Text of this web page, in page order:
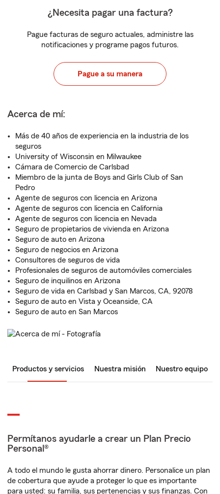
¿Necesita pagar una factura?
Pague facturas de seguro actuales, administre las
notificaciones y programe pagos futuros.
Pague a su manera
Acerca de mí:
Más de 40 años de experiencia en la industria de los
seguros
University of Wisconsin en Milwaukee
Cámara de Comercio de Carlsbad
Miembro de la junta de Boys and Girls Club of San
Pedro
Agente de seguros con licencia en Arizona
Agente de seguros con licencia en California
Agente de seguros con licencia en Nevada
Seguro de propietarios de vivienda en Arizona
Seguro de auto en Arizona
Seguro de negocios en Arizona
Consultores de seguros de vida
Profesionales de seguros de automóviles comerciales
Seguro de inquilinos en Arizona
Seguro de vida en Carlsbad y San Marcos, CA, 92078
Seguro de auto en Vista y Oceanside, CA
Seguro de auto en San Marcos
Productos y servicios Nuestra misión Nuestro equipo
Permítanos ayudarle a crear un Plan Precio
Personal®
A todo el mundo le gusta ahorrar dinero. Personalice un plan
de cobertura que ayude a proteger lo que es importante
para usted: su familia, sus pertenencias y sus finanzas. Con